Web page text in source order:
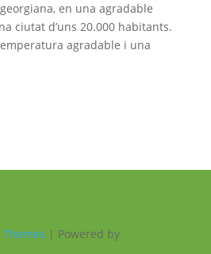
en una agradable
ciutat d’uns 20.000 habitants.
agradable i una
| Powered by